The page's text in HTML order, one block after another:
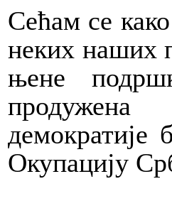
Сећам се
неких наших
њене
продужена
демократије
Окупацију